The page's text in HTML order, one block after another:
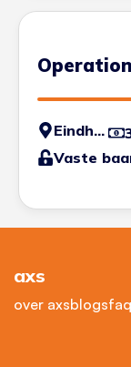
Eindhoven
Vaste
axs
over axsblogsfaq